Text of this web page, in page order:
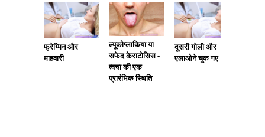
फ्रेग्मिन और
माहवारी
ल्यूकोप्लाकिया या
सफेद केराटोसिस -
त्वचा की एक
प्रारंभिक स्थिति
दूसरी गोली और
एलाओने चूक गए